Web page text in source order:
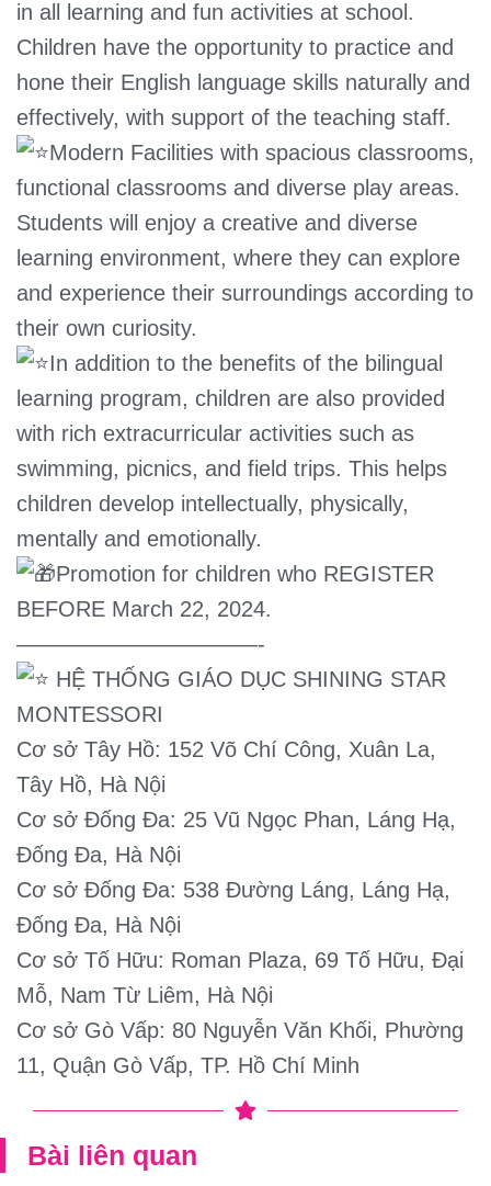
in all learning and fun activities at school.
Children have the opportunity to practice and
hone their English language skills naturally and
effectively, with support of the teaching staff.
Modern Facilities with spacious classrooms,
functional classrooms and diverse play areas.
Students will enjoy a creative and diverse
learning environment, where they can explore
and experience their surroundings according to
their own curiosity.
In addition to the benefits of the bilingual
learning program, children are also provided
with rich extracurricular activities such as
swimming, picnics, and field trips. This helps
children develop intellectually, physically,
mentally and emotionally.
Promotion for children who REGISTER
BEFORE March 22, 2024.
———————————-
HỆ THỐNG GIÁO DỤC SHINING STAR
MONTESSORI
Cơ sở Tây Hồ: 152 Võ Chí Công, Xuân La,
Tây Hồ, Hà Nội
Cơ sở Đống Đa: 25 Vũ Ngọc Phan, Láng Hạ,
Đống Đa, Hà Nội
Cơ sở Đống Đa: 538 Đường Láng, Láng Hạ,
Đống Đa, Hà Nội
Cơ sở Tố Hữu: Roman Plaza, 69 Tố Hữu, Đại
Mỗ, Nam Từ Liêm, Hà Nội
Cơ sở Gò Vấp: 80 Nguyễn Văn Khối, Phường
11, Quận Gò Vấp, TP. Hồ Chí Minh
Bài liên quan